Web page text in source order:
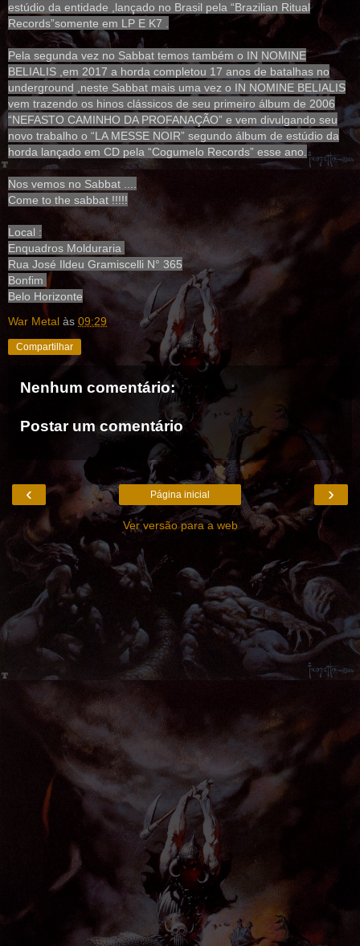
estúdio da entidade ,lançado no Brasil pela “Brazilian Ritual
Records”somente em LP E K7 .
Pela segunda vez no Sabbat temos também o IN NOMINE
BELIALIS ,em 2017 a horda completou 17 anos de batalhas no
underground ,neste Sabbat mais uma vez o IN NOMINE BELIALIS
vem trazendo os hinos clássicos de seu primeiro álbum de 2006
“NEFASTO CAMINHO DA PROFANAÇÃO” e vem divulgando seu
novo trabalho o “LA MESSE NOIR” segundo álbum de estúdio da
horda lançado em CD pela “Cogumelo Records” esse ano.
Nos vemos no Sabbat ....
Come to the sabbat !!!!!
Local :
Enquadros Molduraria
Rua José Ildeu Gramiscelli N° 365
Bonfim
Belo Horizonte
War Metal às 09:29
Compartilhar
Nenhum comentário:
Postar um comentário
‹ ›
Página inicial
Ver versão para a web